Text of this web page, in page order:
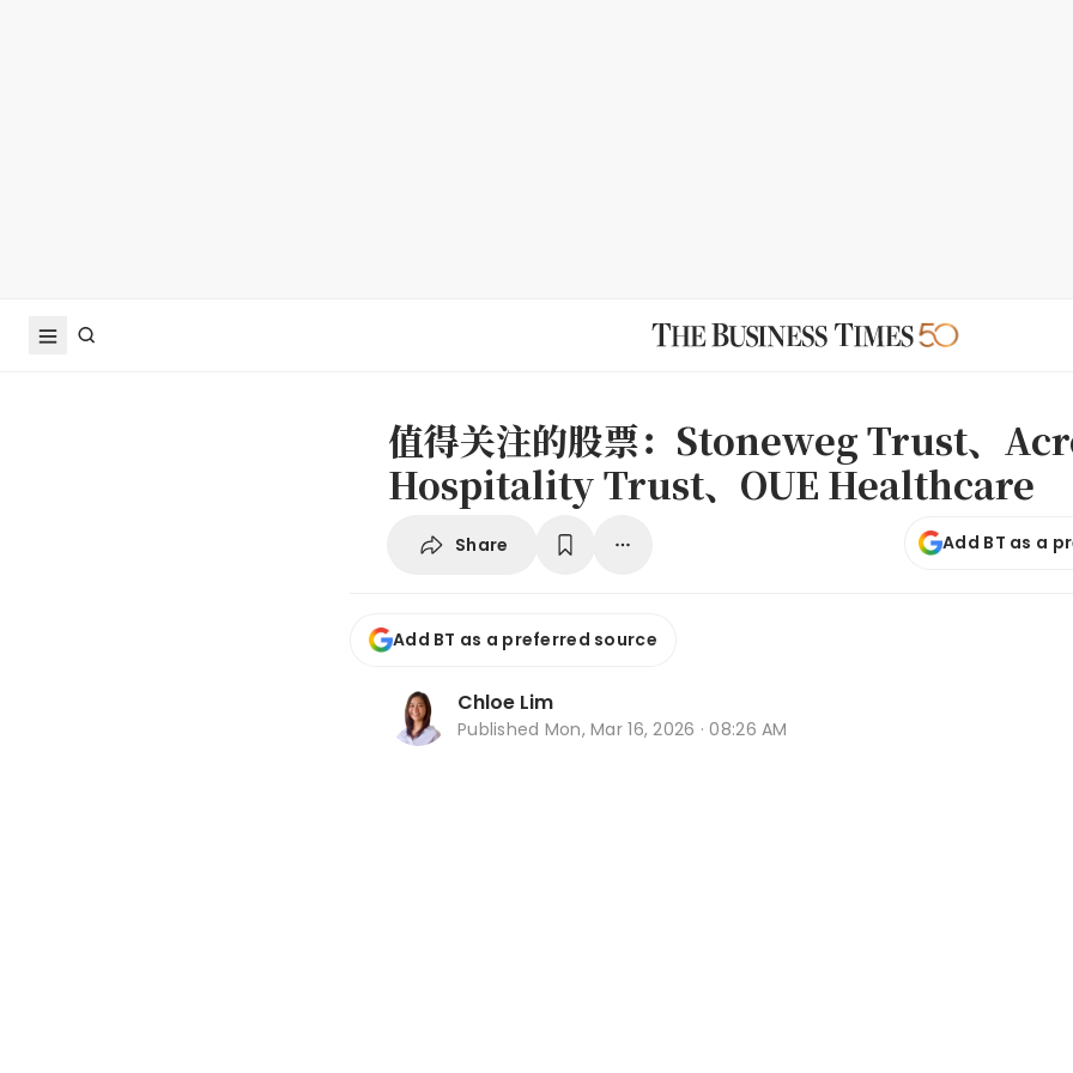
值得关注的股票：Stoneweg Trust、
Hospitality Trust、OUE Healthcare
Share Add BT as a
Add BT as a preferred source
Chloe Lim
Published Mon, Mar 16, 2026 · 08:26 AM